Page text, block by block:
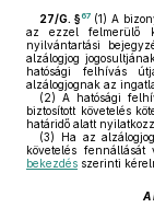
27/G. §67 (1) A
az ezzel felmerülő
nyilvántartási
alzálogjog
hatósági felhívás
alzálogjognak az
(2) A hatósági
biztosított követelés
határidő alatt
(3) Ha az
követelés
bekezdés szerinti
A